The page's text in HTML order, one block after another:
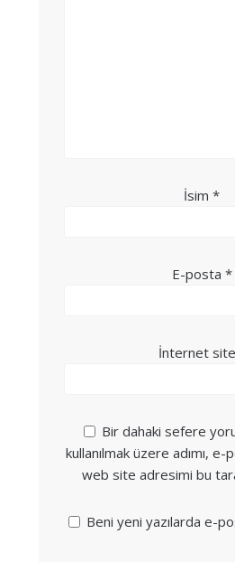
İsim *
E-posta *
İnternet
Bir dahaki sefere
kullanılmak üzere adımı,
web site adresimi bu
Beni yeni yazılarda e-